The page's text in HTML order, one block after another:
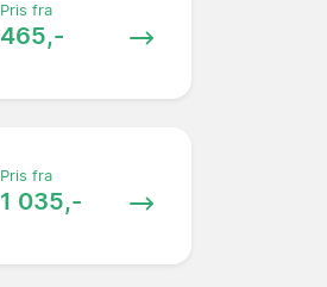
Pris fra
465,-
Pris fra
1 035,-